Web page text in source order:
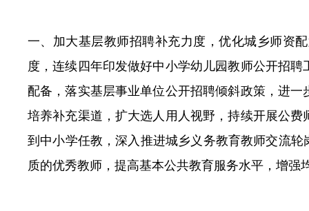
一、加大基层教师招聘补充力度，优化城乡师资
度，连续四年印发做好中小学幼儿园教师公开招
配备，落实基层事业单位公开招聘倾斜政策，进
培养补充渠道，扩大选人用人视野，持续开展公
到中小学任教，深入推进城乡义务教育教师交流
质的优秀教师，提高基本公共教育服务水平，增强